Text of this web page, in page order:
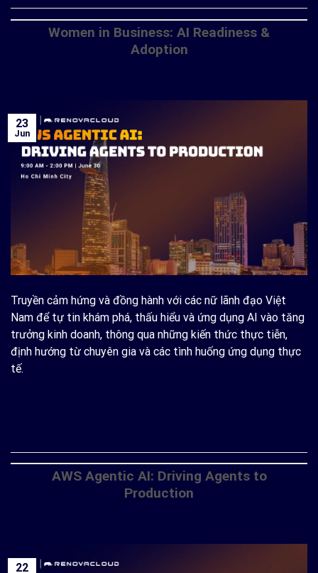
Women in Business: AI Readiness &
Adoption
23
Jun
Truyền cảm hứng và đồng hành với các nữ lãnh đạo Việt
Nam để tự tin khám phá, thấu hiểu và ứng dụng AI vào tăng
trưởng kinh doanh, thông qua những kiến thức thực tiễn,
định hướng từ chuyên gia và các tình huống ứng dụng thực
tế.
AWS Agentic AI: Driving Agents to
Production
22